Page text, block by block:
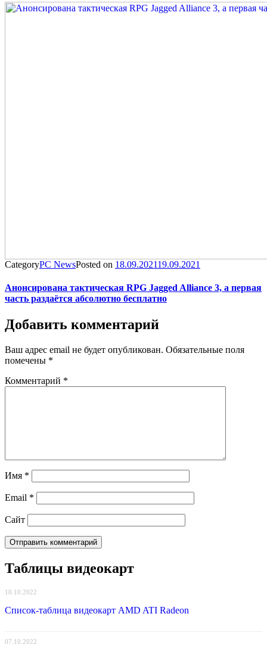
CategoryPC NewsPosted on 18.09.202119.09.2021
Анонсирована тактическая RPG Jagged Alliance 3, а первая
часть раздаётся абсолютно бесплатно
Добавить комментарий
Ваш адрес email не будет опубликован. Обязательные поля
помечены *
Комментарий *
Имя *
Email *
Сайт
Таблицы видеокарт
10.10.2022
Список-таблица видеокарт AMD ATI Radeon
07.10.2022